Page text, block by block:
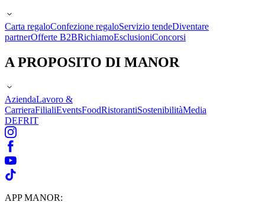
Carta regaloConfezione regaloServizio tendeDiventare
partnerOfferte B2BRichiamoEsclusioniConcorsi
A PROPOSITO DI MANOR
AziendaLavoro &
CarrieraFilialiEventsFoodRistorantiSostenibilitàMedia
DEFRIT
APP MANOR: